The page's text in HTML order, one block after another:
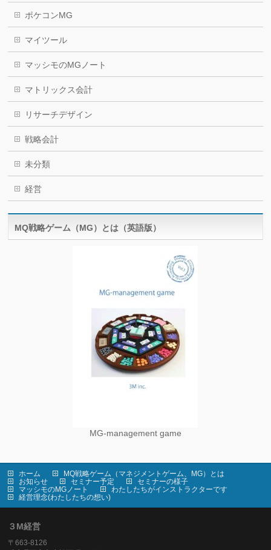
ポケコンMG
マイツール
マッシモのMGノート
マトリックス会計
リサーチデザイン
戦略会計
未分類
経営
MQ戦略ゲーム（MG）とは（英語版）
MG-management game
ホーム
MQ戦略ゲーム（マネジメントゲーム、MG）とは
お知らせ
セミナー予定
セミナーの様子
マッシモのMGノート
わたしたちがインストラクターです
経営理念(わたしたちの想い)
３M経営
〒663-8126